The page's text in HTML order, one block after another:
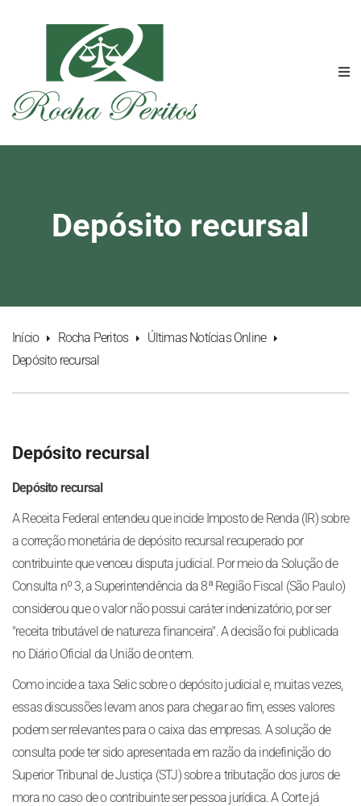
Depósito recursal
Início Rocha Peritos
Últimas Notícias Online
Depósito recursal
Depósito recursal
Depósito recursal
A Receita Federal entendeu que incide Imposto de Renda (IR) sobre
a correção monetária de depósito recursal recuperado por
contribuinte que venceu disputa judicial. Por meio da Solução de
Consulta nº 3, a Superintendência da 8ª Região Fiscal (São Paulo)
considerou que o valor não possui caráter indenizatório, por ser
"receita tributável de natureza financeira". A decisão foi publicada
no Diário Oficial da União de ontem.
Como incide a taxa Selic sobre o depósito judicial e, muitas vezes,
essas discussões levam anos para chegar ao fim, esses valores
podem ser relevantes para o caixa das empresas. A solução de
consulta pode ter sido apresentada em razão da indefinição do
Superior Tribunal de Justiça (STJ) sobre a tributação dos juros de
mora no caso de o contribuinte ser pessoa jurídica. A Corte já